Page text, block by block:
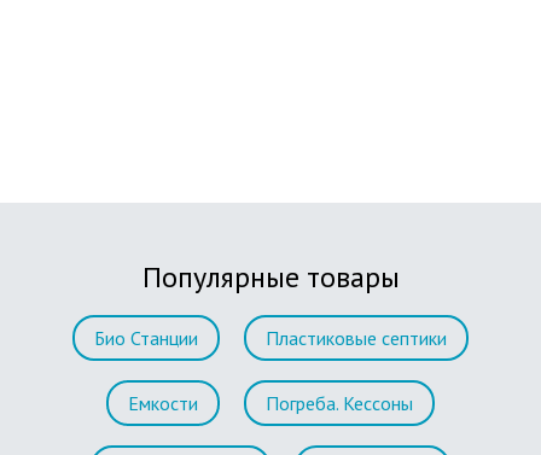
Популярные товары
Био Станции Пластиковые септики
Емкости Погреба. Кессоны